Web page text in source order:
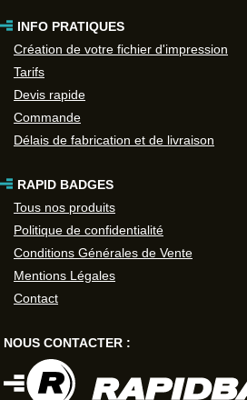
INFO PRATIQUES
Création de votre fichier d'impression
Tarifs
Devis rapide
Commande
Délais de fabrication et de livraison
RAPID BADGES
Tous nos produits
Politique de confidentialité
Conditions Générales de Vente
Mentions Légales
Contact
NOUS CONTACTER :